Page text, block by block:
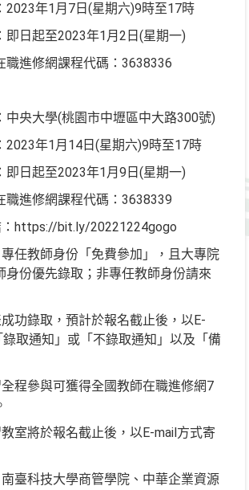
2023年1月7日(星期六)9時至17時
即日起至2023年1月2日(星期一)
職進修網課程代碼：3638336
中央大學(桃園市中壢區中大路300號)
2023年1月14日(星期六)9時至17時
即日起至2023年1月9日(星期一)
職進修網課程代碼：3638339
：https://bit.ly/20221224gogo
任教師身份「免費參加」，且大專院
身份優先錄取；非專任教師身份請來
功錄取，預計於報名截止後，以E-
取通知」或「不錄取通知」以及「備
程參與可獲得全國教師在職進修網7
室將於報名截止後，以E-mail方式寄
臺科技大學商管學院、中華企業資源